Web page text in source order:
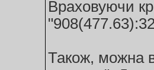
Враховуючи
Також, можна